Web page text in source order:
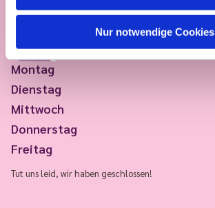
Nur notwendige Cookies
Montag
Dienstag
Mittwoch
Donnerstag
Freitag
Tut uns leid, wir haben geschlossen!